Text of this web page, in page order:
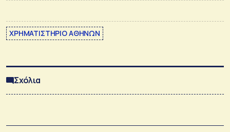
ΧΡΗΜΑΤΙΣΤΗΡΙΟ ΑΘΗΝΩΝ
Σχόλια